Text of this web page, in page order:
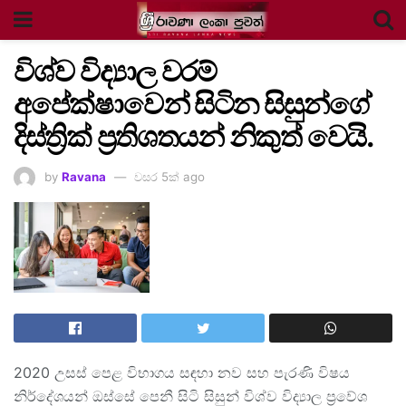
විශ්ව විද්‍යාල වරම්
අපේක්ෂාවෙන් සිටින සිසුන්ගේ
දිස්ත්‍රික් ප්‍රතිශතයන් නිකුත් වෙයි.
by Ravana වසර 5ක් ago
2020 උසස් පෙළ විභාගය සඳහා නව සහ පැරණි විෂය
නිර්දේශයන් ඔස්සේ පෙනී සිටි සිසුන් විශ්ව විද්‍යාල ප්‍රවේශ